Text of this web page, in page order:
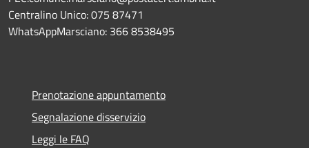
Centralino Unico: 075 87471
WhatsAppMarsciano: 366 8538495
Prenotazione appuntamento
Segnalazione disservizio
Leggi le FAQ